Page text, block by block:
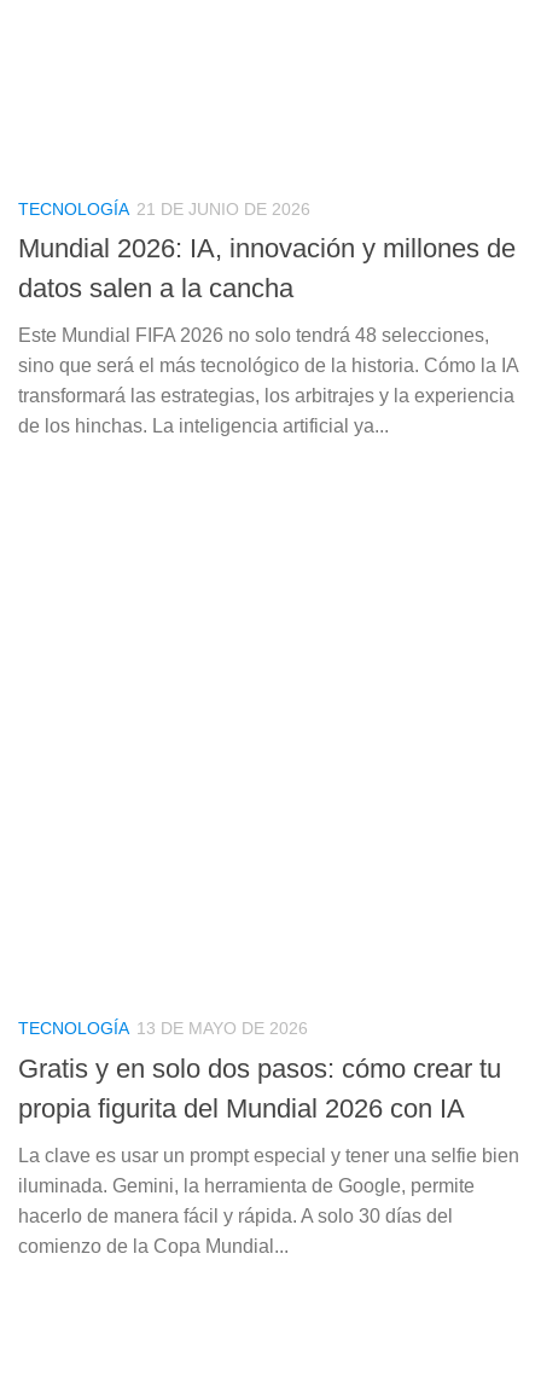
TECNOLOGÍA 21 DE JUNIO DE 2026
Mundial 2026: IA, innovación y millones de
datos salen a la cancha
Este Mundial FIFA 2026 no solo tendrá 48 selecciones,
sino que será el más tecnológico de la historia. Cómo la IA
transformará las estrategias, los arbitrajes y la experiencia
de los hinchas. La inteligencia artificial ya...
TECNOLOGÍA 13 DE MAYO DE 2026
Gratis y en solo dos pasos: cómo crear tu
propia figurita del Mundial 2026 con IA
La clave es usar un prompt especial y tener una selfie bien
iluminada. Gemini, la herramienta de Google, permite
hacerlo de manera fácil y rápida. A solo 30 días del
comienzo de la Copa Mundial...